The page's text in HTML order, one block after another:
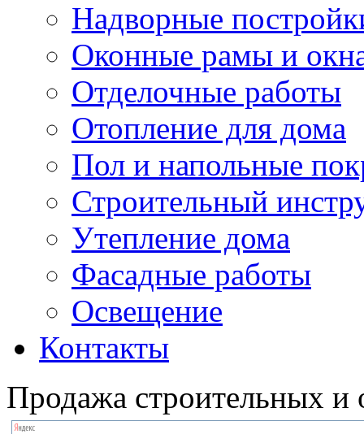
Надворные
Оконные рамы и
Отделочные работы
Отопление для дома
Пол и напольные
Строительный
Утепление дома
Фасадные работы
Освещение
Контакты
Продажа строительных и